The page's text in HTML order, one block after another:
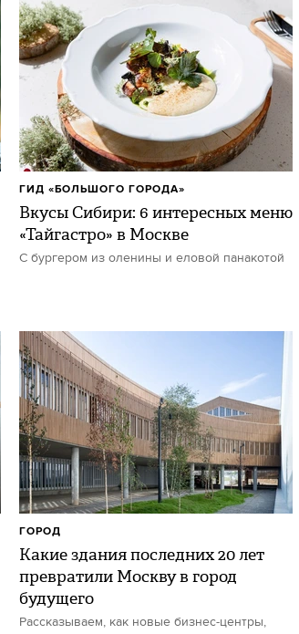
Вкусы Сибири: 6 интересных меню
«Тайгастро» в Москве
С бургером из оленины и еловой панакотой
ГИД «БОЛЬШОГО ГОРОДА»
Какие здания последних 20 лет
превратили Москву в город
будущего
Рассказываем, как новые бизнес-центры,
ГОРОД